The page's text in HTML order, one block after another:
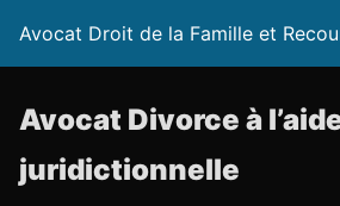
Avocat Droit de la Famille et
Avocat Divorce à
juridictionnelle